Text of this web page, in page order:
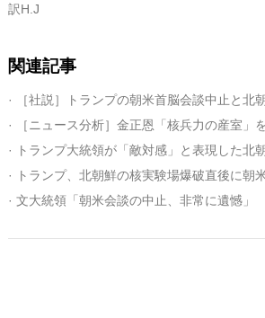
訳H.J
関連記事
· ［社説］トランプの朝米首脳会談中止と北
· トランプ大統領が「敵対感」と表現した北
· トランプ、北朝鮮の核実験場爆破直後に朝
· 文大統領「朝米会談の中止、非常に遺憾」